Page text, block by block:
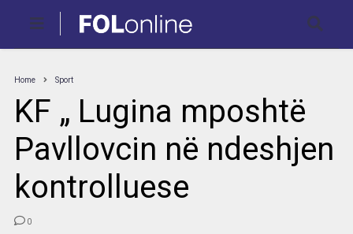
Home Sport
KF „ Lugina mposhtë
Pavllovcin në ndeshjen
kontrolluese
0